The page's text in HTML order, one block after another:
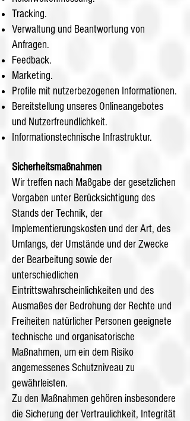
Tracking.
Verwaltung und Beantwortung von
Anfragen.
Feedback.
Marketing.
Profile mit nutzerbezogenen Informationen.
Bereitstellung unseres Onlineangebotes
und Nutzerfreundlichkeit.
Informationstechnische Infrastruktur.
Sicherheitsmaßnahmen
Wir treffen nach Maßgabe der gesetzlichen
Vorgaben unter Berücksichtigung des
Stands der Technik, der
Implementierungskosten und der Art, des
Umfangs, der Umstände und der Zwecke
der Bearbeitung sowie der
unterschiedlichen
Eintrittswahrscheinlichkeiten und des
Ausmaßes der Bedrohung der Rechte und
Freiheiten natürlicher Personen geeignete
technische und organisatorische
Maßnahmen, um ein dem Risiko
angemessenes Schutzniveau zu
gewährleisten.
Zu den Maßnahmen gehören insbesondere
die Sicherung der Vertraulichkeit, Integrität